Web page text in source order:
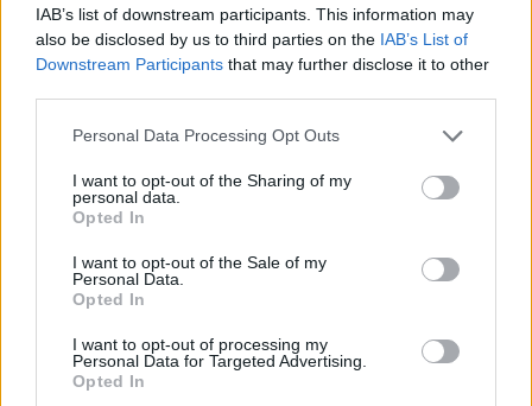
IAB’s list of downstream participants. This information may
also be disclosed by us to third parties on the IAB’s List of
Downstream Participants that may further disclose it to other
Please note that this website/app uses one or more Google
not limited to your visit or usage behaviour. You may click to
grant or deny consent to Google and its third-party tags to
use your data for below specified purposes in below Google
consent section.
Personal Data Processing Opt Outs
I want to opt-out of the Sharing of my
personal data.
Opted In
I want to opt-out of the Sale of my
Personal Data.
Opted In
I want to opt-out of processing my
Personal Data for Targeted Advertising.
Opted In
“Sul filo del discorso”: sold out ad Olbia per il
reading su Atzeni
center di Tegge
Esce di strada con l’auto ad Arzachena: ferito il
conducente
del fuoco